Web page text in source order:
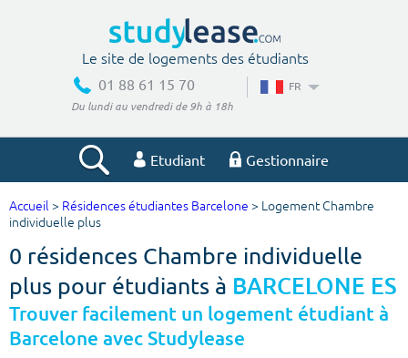
Le site de logements des étudiants
01 88 61 15 70
Du lundi au vendredi de 9h à 18h
FR
Etudiant Gestionnaire
Votre recherche
Ville, école
Budget min Budget max
Accueil > Résidences étudiantes Barcelone > Logement Chambre
individuelle plus
0 résidences Chambre individuelle
plus pour étudiants à BARCELONE ES
Trouver facilement un logement étudiant à
Barcelone avec Studylease